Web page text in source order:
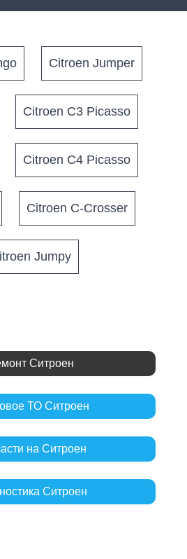
Citroen Jumper
Citroen C3 Picasso
Citroen C4 Picasso
Citroen C-Crosser
Jumpy
Ситроен
ТО Ситроен
на Ситроен
Ситроен